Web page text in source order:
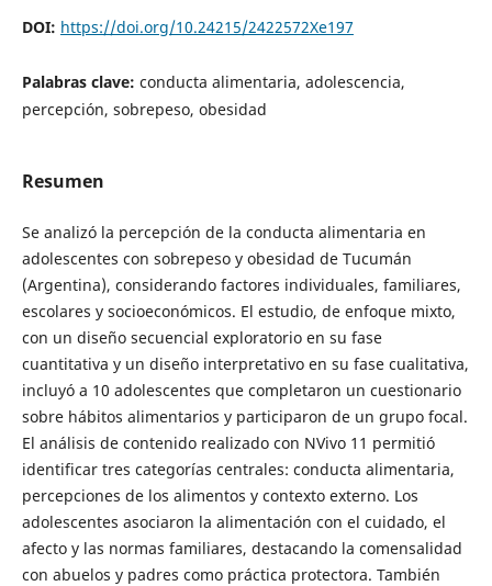
DOI: https://doi.org/10.24215/2422572Xe197
Palabras clave: conducta alimentaria, adolescencia,
percepción, sobrepeso, obesidad
Resumen
Se analizó la percepción de la conducta alimentaria en
adolescentes con sobrepeso y obesidad de Tucumán
(Argentina), considerando factores individuales, familiares,
escolares y socioeconómicos. El estudio, de enfoque mixto,
con un diseño secuencial exploratorio en su fase
cuantitativa y un diseño interpretativo en su fase cualitativa,
incluyó a 10 adolescentes que completaron un cuestionario
sobre hábitos alimentarios y participaron de un grupo focal.
El análisis de contenido realizado con NVivo 11 permitió
identificar tres categorías centrales: conducta alimentaria,
percepciones de los alimentos y contexto externo. Los
adolescentes asociaron la alimentación con el cuidado, el
afecto y las normas familiares, destacando la comensalidad
con abuelos y padres como práctica protectora. También